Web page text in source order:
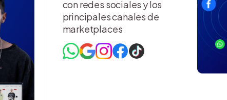
con redes sociales y los
principales canales de
marketplaces